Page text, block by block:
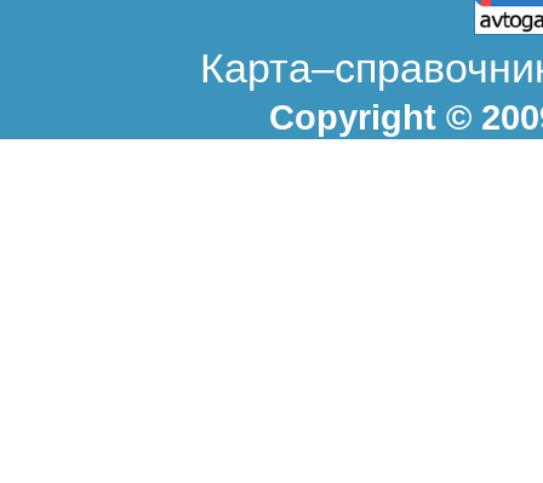
Copyright ©